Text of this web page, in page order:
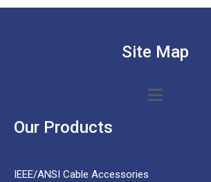
Site Map
Our Products
IEEE/ANSI Cable Accessories